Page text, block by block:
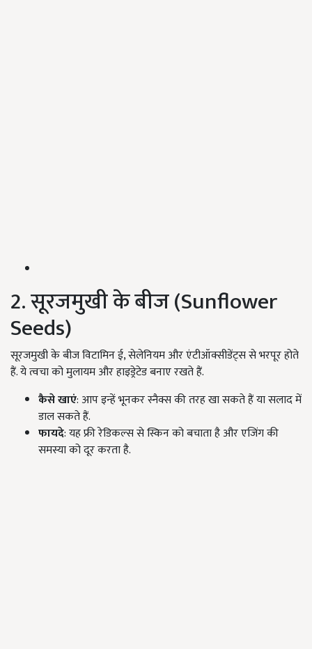
2. सूरजमुखी के बीज (Sunflower
Seeds)
सूरजमुखी के बीज विटामिन ई, सेलेनियम और एंटीऑक्सीडेंट्स से भरपूर होते
हैं. ये त्वचा को मुलायम और हाइड्रेटेड बनाए रखते हैं.
कैसे खाएं: आप इन्हें भूनकर स्नैक्स की तरह खा सकते हैं या सलाद में
डाल सकते हैं.
फायदे: यह फ्री रेडिकल्स से स्किन को बचाता है और एजिंग की
समस्या को दूर करता है.